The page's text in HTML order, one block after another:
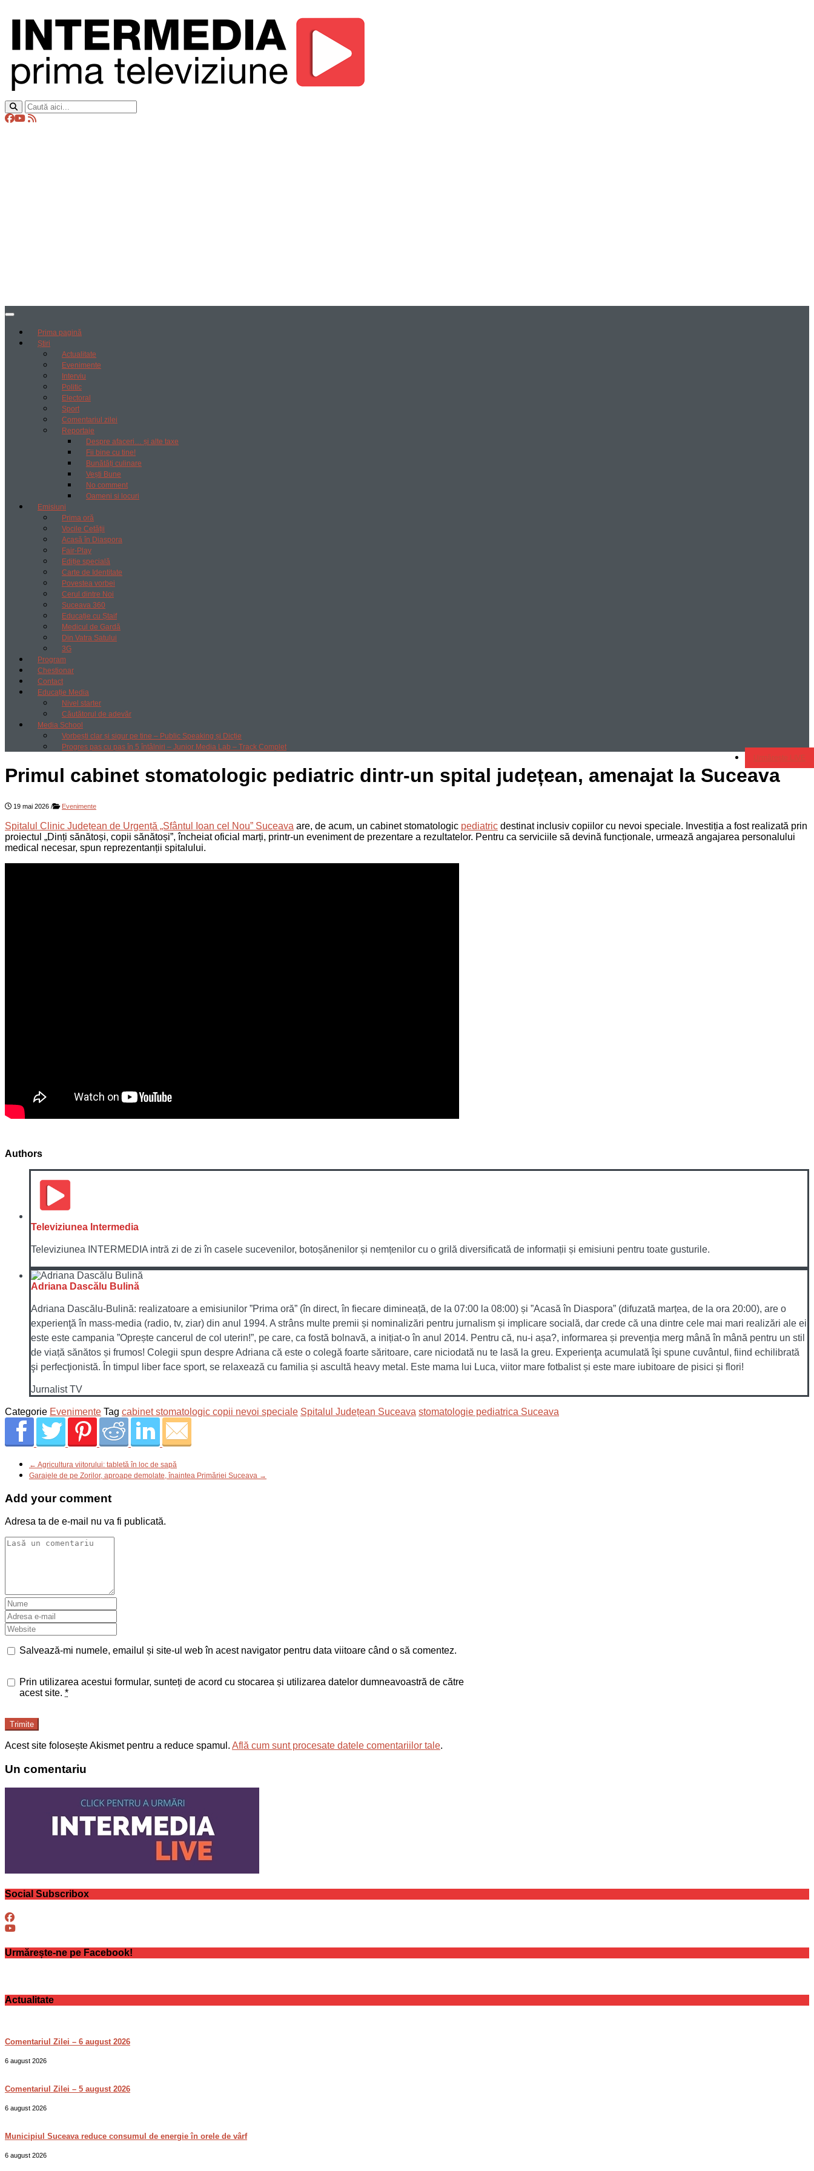
Prima pagină
Știri
Actualitate
Evenimente
Interviu
Politic
Electoral
Sport
Comentariul zilei
Reportaje
Despre afaceri… și alte taxe
Fii bine cu tine!
Bunătăți culinare
Vești Bune
No comment
Oameni si locuri
Emisiuni
Prima oră
Vocile Cetății
Acasă în Diaspora
Fair-Play
Ediție specială
Carte de Identitate
Povestea vorbei
Cerul dintre Noi
Suceava 360
Educație cu Ștaif
Medicul de Gardă
Din Vatra Satului
3G
Program
Chestionar
Contact
Educație Media
Nivel starter
Căutătorul de adevăr
Media School
Vorbești clar și sigur pe tine – Public Speaking și Dicție
Progres pas cu pas în 5 întâlniri – Junior Media Lab – Track Complet
Urmărește LIVE
Primul cabinet stomatologic pediatric dintr-un spital județean, amenajat la Suceava
19 mai 2026 / Evenimente
Spitalul Clinic Județean de Urgență „Sfântul Ioan cel Nou” Suceava are, de acum, un cabinet stomatologic pediatric destinat inclusiv copiilor cu nevoi speciale. Investiția a fost realizată prin
proiectul „Dinți sănătoși, copii sănătoși”, încheiat oficial marți, printr-un eveniment de prezentare a rezultatelor. Pentru ca serviciile să devină funcționale, urmează angajarea personalului
medical necesar, spun reprezentanții spitalului.
Authors
Televiziunea Intermedia
Televiziunea INTERMEDIA intră zi de zi în casele sucevenilor, botoșănenilor și nemțenilor cu o grilă diversificată de informații și emisiuni pentru toate gusturile.
Adriana Dascălu Bulină
Adriana Dascălu-Bulină: realizatoare a emisiunilor ”Prima oră” (în direct, în fiecare dimineață, de la 07:00 la 08:00) și ”Acasă în Diaspora” (difuzată marțea, de la ora 20:00), are o
experienţă în mass-media (radio, tv, ziar) din anul 1994. A strâns multe premii și nominalizări pentru jurnalism și implicare socială, dar crede că una dintre cele mai mari realizări ale ei
este este campania ”Oprește cancerul de col uterin!”, pe care, ca fostă bolnavă, a inițiat-o în anul 2014. Pentru că, nu-i așa?, informarea și prevenția merg mână în mână pentru un stil
de viață sănătos și frumos! Colegii spun despre Adriana că este o colegă foarte săritoare, care niciodată nu te lasă la greu. Experienţa acumulată îşi spune cuvântul, fiind echilibrată
şi perfecţionistă. În timpul liber face sport, se relaxează cu familia și ascultă heavy metal. Este mama lui Luca, viitor mare fotbalist și este mare iubitoare de pisici și flori!
Jurnalist TV
Categorie Evenimente Tag cabinet stomatologic copii nevoi speciale Spitalul Județean Suceava stomatologie pediatrica Suceava
← Agricultura viitorului: tabletă în loc de sapă
Garajele de pe Zorilor, aproape demolate, înaintea Primăriei Suceava →
Add your comment
Adresa ta de e-mail nu va fi publicată.
Salvează-mi numele, emailul și site-ul web în acest navigator pentru data viitoare când o să comentez.
Prin utilizarea acestui formular, sunteți de acord cu stocarea și utilizarea datelor dumneavoastră de către
acest site. *
Trimite
Acest site folosește Akismet pentru a reduce spamul. Află cum sunt procesate datele comentariilor tale.
Un comentariu
Social Subscribox
Urmărește-ne pe Facebook!
Actualitate
Comentariul Zilei – 6 august 2026
6 august 2026
Comentariul Zilei – 5 august 2026
6 august 2026
Municipiul Suceava reduce consumul de energie în orele de vârf
6 august 2026